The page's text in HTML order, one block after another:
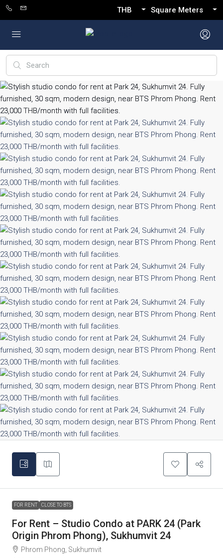
THB Square Meters
FOR RENT CLOSE TO BTS
For Rent – Studio Condo at PARK 24 (Park
Origin Phrom Phong), Sukhumvit 24
Phrom Phong, Sukhumvit